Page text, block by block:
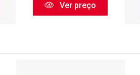
Ver preço